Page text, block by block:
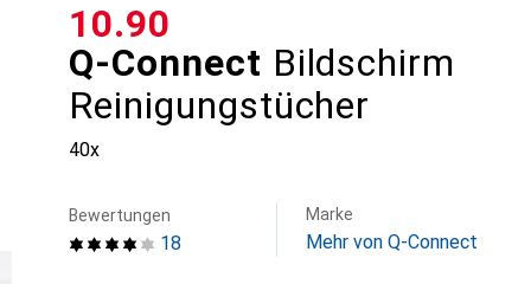
Q-Connect Bildschirm
Reinigungstücher
40x
CHF
10.90
18
Bewertungen Marke
Mehr von Q-Connect